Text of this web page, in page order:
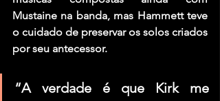
Mustaine na banda, mas Hammett teve
o cuidado de preservar os solos criados
por seu antecessor.
“A verdade é que Kirk me